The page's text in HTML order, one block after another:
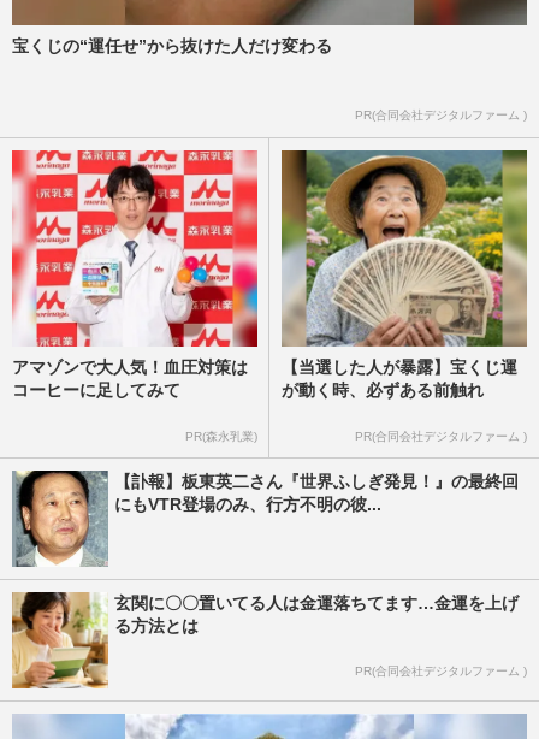
宝くじの“運任せ”から抜けた人だけ変わる
PR(合同会社デジタルファーム )
アマゾンで大人気！血圧対策は
コーヒーに足してみて
PR(森永乳業)
【当選した人が暴露】宝くじ運
が動く時、必ずある前触れ
PR(合同会社デジタルファーム )
【訃報】板東英二さん『世界ふしぎ発見！』の最終回
にもVTR登場のみ、行方不明の彼...
玄関に〇〇置いてる人は金運落ちてます…金運を上げ
る方法とは
PR(合同会社デジタルファーム )